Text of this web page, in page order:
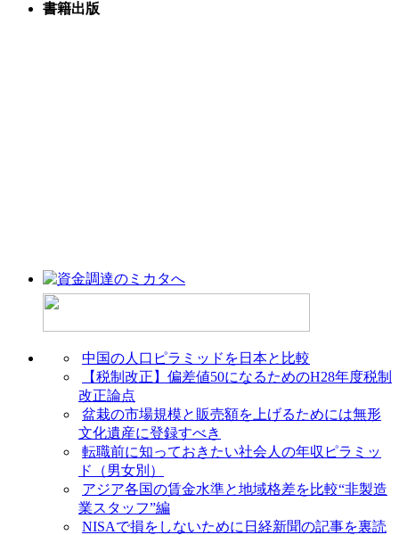
書籍出版
中国の人口ピラミッドを日本と比較
【税制改正】偏差値50になるためのH28年度税制
改正論点
盆栽の市場規模と販売額を上げるためには無形
文化遺産に登録すべき
転職前に知っておきたい社会人の年収ピラミッ
ド（男女別）
アジア各国の賃金水準と地域格差を比較“非製造
業スタッフ”編
NISAで損をしないために日経新聞の記事を裏読